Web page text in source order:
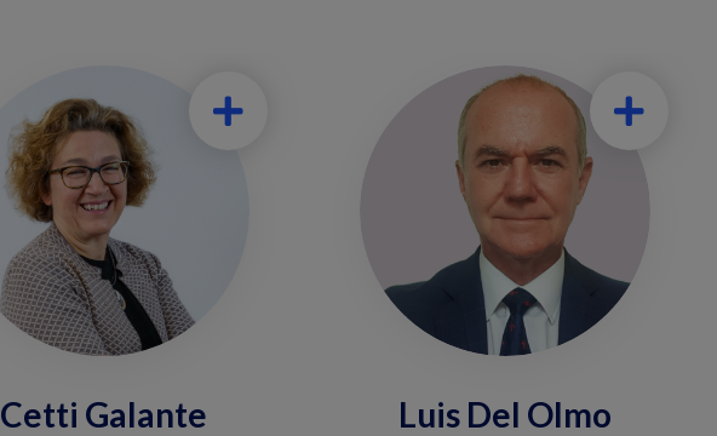
Cetti Galante Luis Del Olmo